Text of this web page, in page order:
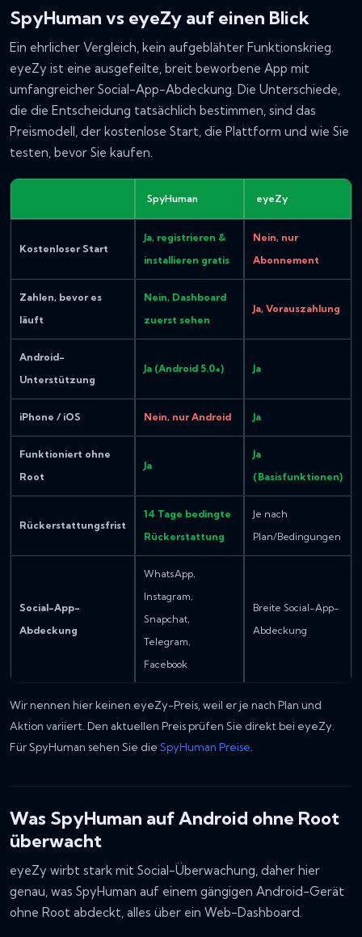
SpyHuman vs eyeZy auf einen Blick
Ein ehrlicher Vergleich, kein aufgeblähter Funktionskrieg.
eyeZy ist eine ausgefeilte, breit beworbene App mit
umfangreicher Social-App-Abdeckung. Die Unterschiede,
die die Entscheidung tatsächlich bestimmen, sind das
Preismodell, der kostenlose Start, die Plattform und wie Sie
testen, bevor Sie kaufen.
SpyHuman eyeZy
Kostenloser Start
Ja, registrieren &
installieren gratis
Nein, nur
Abonnement
Zahlen, bevor es
läuft
Nein, Dashboard
zuerst sehen
Ja, Vorauszahlung
Android-
Unterstützung
Ja (Android 5.0+) Ja
iPhone / iOS Nein, nur Android Ja
Funktioniert ohne
Root
Ja
Ja
(Basisfunktionen)
Rückerstattungsfrist
14 Tage bedingte
Rückerstattung
Je nach
Plan/Bedingungen
Social-App-
Abdeckung
WhatsApp,
Instagram,
Snapchat,
Telegram,
Facebook
Breite Social-App-
Abdeckung
Wir nennen hier keinen eyeZy-Preis, weil er je nach Plan und
Aktion variiert. Den aktuellen Preis prüfen Sie direkt bei eyeZy.
Für SpyHuman sehen Sie die SpyHuman Preise.
Was SpyHuman auf Android ohne Root
überwacht
eyeZy wirbt stark mit Social-Überwachung, daher hier
genau, was SpyHuman auf einem gängigen Android-Gerät
ohne Root abdeckt, alles über ein Web-Dashboard.